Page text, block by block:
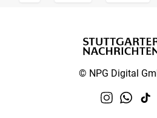
© NPG Digital